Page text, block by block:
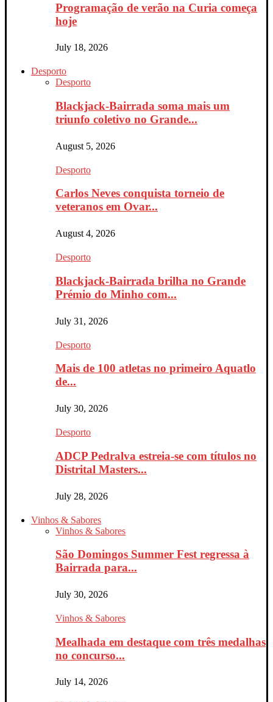
Programação de verão na Curia começa
hoje
July 18, 2026
Desporto
Desporto
Blackjack-Bairrada soma mais um
triunfo coletivo no Grande...
August 5, 2026
Desporto
Carlos Neves conquista torneio de
veteranos em Ovar...
August 4, 2026
Desporto
Blackjack-Bairrada brilha no Grande
Prémio do Minho com...
July 31, 2026
Desporto
Mais de 100 atletas no primeiro Aquatlo
de...
July 30, 2026
Desporto
ADCP Pedralva estreia-se com títulos no
Distrital Masters...
July 28, 2026
Vinhos & Sabores
Vinhos & Sabores
São Domingos Summer Fest regressa à
Bairrada para...
July 30, 2026
Vinhos & Sabores
Mealhada em destaque com três medalhas
no concurso...
July 14, 2026